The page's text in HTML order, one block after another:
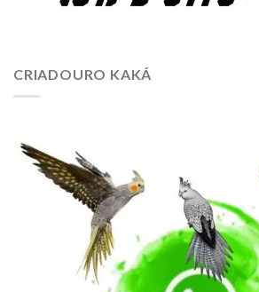
CRIADOURO KAKÁ